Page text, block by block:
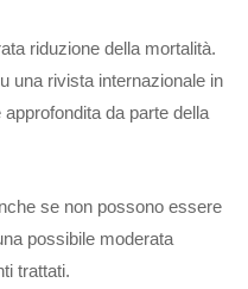
riduzione della mortalità.
una rivista internazionale in
da parte della
se non possono essere
possibile moderata
trattati.